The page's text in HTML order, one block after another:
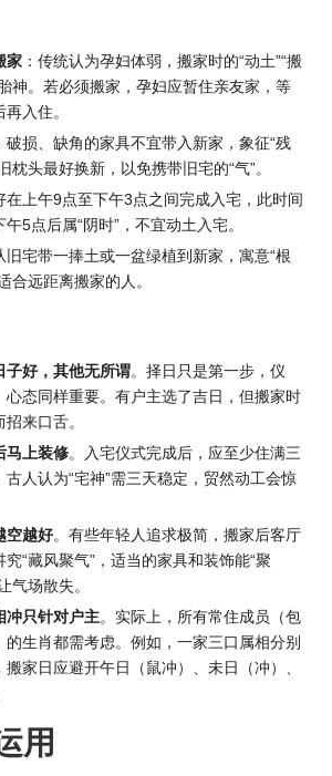
家 ：传统认为孕妇体弱，搬家时的“动土”“搬
神。若必须搬家，孕妇应暂住亲友家，等
入住。
破损、缺角的家具不宜带入新家，象征“残
枕头最好换新，以免携带旧宅的“气”。
在上午9点至下午3点之间完成入宅，此时间
5点后属“阴时”，不宜动土入宅。
旧宅带一捧土或一盆绿植到新家，寓意“根
合远距离搬家的人。
子好，其他无所谓。择日只是第一步，仪
心态同样重要。有户主选了吉日，但搬家时
来口舌。
马上装修。入宅仪式完成后，应至少住满三
古人认为“宅神”需三天稳定，贸然动工会惊
空越好。有些年轻人追求极简，搬家后客厅
“藏风聚气”，适当的家具和装饰能“聚
气场散失。
冲只针对户主。实际上，所有常住成员（包
的生肖都需考虑。例如，一家三口属相分别
搬家日应避开午日（鼠冲）、未日（冲）、
用